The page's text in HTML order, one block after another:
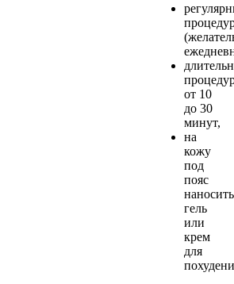
от 10
до 30
минут,
на
кожу
под
пояс
наносить
гель
или
крем
для